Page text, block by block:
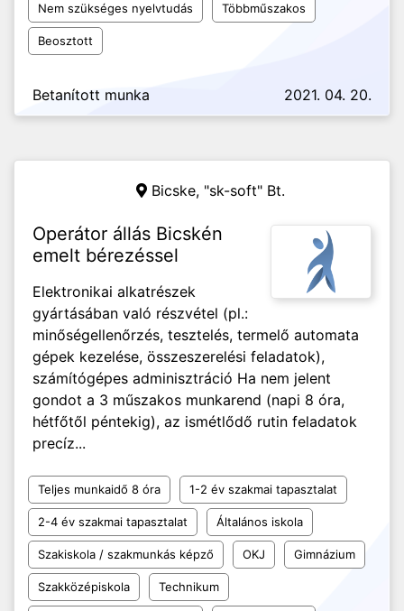
Nem szükséges nyelvtudás Többműszakos
Beosztott
Betanított munka 2021. 04. 20.
Bicske, "sk-soft" Bt.
Operátor állás Bicskén
emelt bérezéssel
Elektronikai alkatrészek
gyártásában való részvétel (pl.:
minőségellenőrzés, tesztelés, termelő automata
gépek kezelése, összeszerelési feladatok),
számítógépes adminisztráció Ha nem jelent
gondot a 3 műszakos munkarend (napi 8 óra,
hétfőtől péntekig), az ismétlődő rutin feladatok
precíz...
Teljes munkaidő 8 óra 1-2 év szakmai tapasztalat
2-4 év szakmai tapasztalat Általános iskola
Szakiskola / szakmunkás képző OKJ Gimnázium
Szakközépiskola Technikum